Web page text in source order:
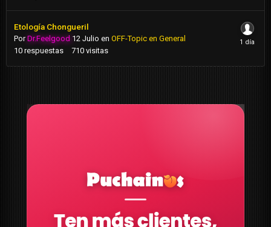
Etología Chongueril
PorDr.Feelgood 12 Julio en OFF-Topic en General
10 respuestas 710 visitas